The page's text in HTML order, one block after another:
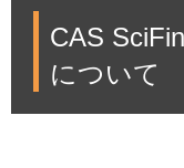
CAS
について